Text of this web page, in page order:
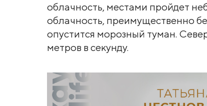
облачность, местами пройдет
облачность, преимущественно
опустится морозный туман.
метров в секунду.